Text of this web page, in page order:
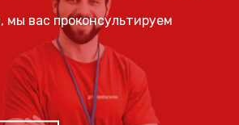
мы вас проконсультируем